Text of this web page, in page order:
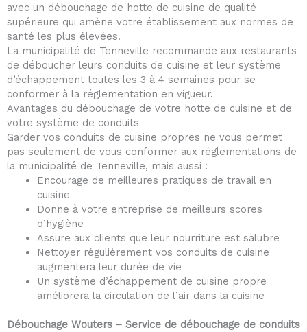
avec un débouchage de hotte de cuisine de qualité
supérieure qui amène votre établissement aux normes de
santé les plus élevées.
La municipalité de Tenneville recommande aux restaurants
de déboucher leurs conduits de cuisine et leur système
d’échappement toutes les 3 à 4 semaines pour se
conformer à la réglementation en vigueur.
Avantages du débouchage de votre hotte de cuisine et de
votre système de conduits
Garder vos conduits de cuisine propres ne vous permet
pas seulement de vous conformer aux réglementations de
la municipalité de Tenneville, mais aussi :
Encourage de meilleures pratiques de travail en
cuisine
Donne à votre entreprise de meilleurs scores
d’hygiène
Assure aux clients que leur nourriture est salubre
Nettoyer régulièrement vos conduits de cuisine
augmentera leur durée de vie
Un système d’échappement de cuisine propre
améliorera la circulation de l’air dans la cuisine
Débouchage Wouters – Service de débouchage de conduits